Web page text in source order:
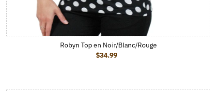
Robyn Top en Noir/Blanc/Rouge
Prix ordinaire
$34.99